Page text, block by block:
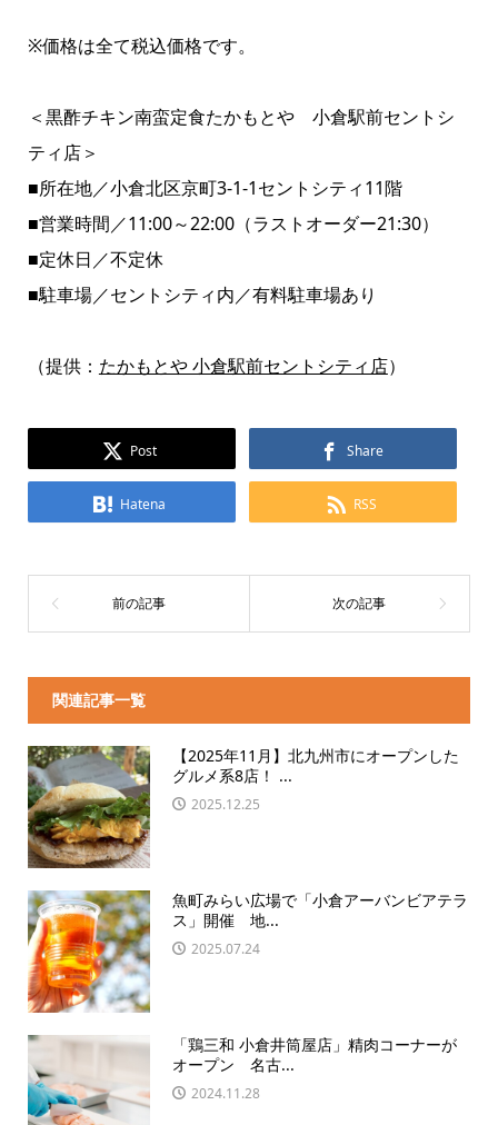
※価格は全て税込価格です。
＜黒酢チキン南蛮定食たかもとや 小倉駅前セントシ
ティ店＞
■所在地／小倉北区京町3‐1‐1セントシティ11階
■営業時間／11:00～22:00（ラストオーダー21:30）
■定休日／不定休
■駐車場／セントシティ内／有料駐車場あり
（提供： たかもとや 小倉駅前セントシティ店）
Post Share
Hatena RSS
関連記事一覧
【2025年11月】北九州市にオープンした
グルメ系8店！ ...
2025.12.25
魚町みらい広場で「小倉アーバンビアテラ
ス」開催 地...
2025.07.24
「鶏三和 小倉井筒屋店」精肉コーナーが
オープン 名古...
2024.11.28